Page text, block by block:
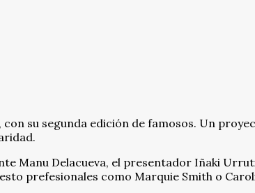
su segunda edición de famosos. Un
Manu Delacueva, el presentador Iñaki
prefesionales como Marquie Smith o